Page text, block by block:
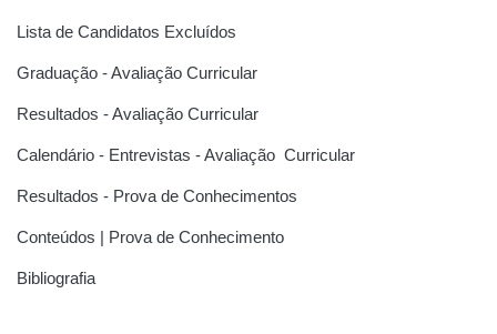
Lista de Candidatos Excluídos
Graduação - Avaliação Curricular
Resultados - Avaliação Curricular
Calendário - Entrevistas - Avaliação Curricular
Resultados - Prova de Conhecimentos
Conteúdos | Prova de Conhecimento
Bibliografia